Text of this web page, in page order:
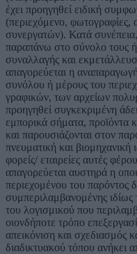
έχει προηγηθεί ειδική
(περιεχόμενο,
συνεργατών). Κατά
παραπάνω στο σύνολο τους ή
συναλλαγής και
απαγορεύεται η
συνόλου ή μέρους του
γραφικών, των αρχείων
προηγηθεί συγκεκριμένη
εμπορικά σήματα, προϊόντα
και παρουσιάζονται στον
πνευματική και βιομηχανική
φορείς/ εταιρείες αυτές
απαγορεύεται αυστηρά η
περιεχομένου του παρόντος
συμπεριλαμβανομένης
του λογισμικού που
οιονδήποτε τρόπο
απεικόνιση και σχεδιασμός
διαδικτυακού τόπου ανήκει